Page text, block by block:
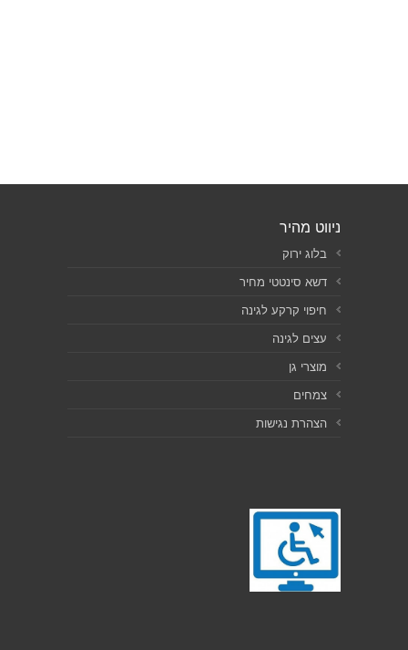
ניווט מהיר
בלוג ירוק
דשא סינטטי מחיר
חיפוי קרקע לגינה
עצים לגינה
מוצרי גן
צמחים
הצהרת נגישות